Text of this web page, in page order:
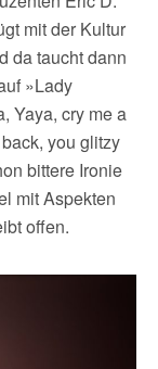
mit der Kultur
da taucht dann
»Lady
Yaya, cry me a
you glitzy
bittere Ironie
mit Aspekten
offen.